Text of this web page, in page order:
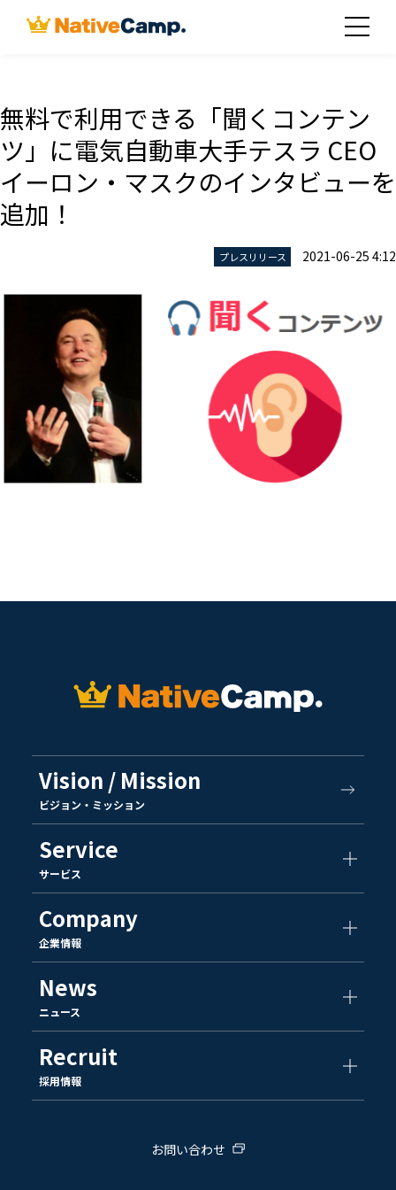
無料で利用できる「聞くコンテン
ツ」に電気自動車大手テスラ CEO
イーロン・マスクのインタビューを
追加！
プレスリリース 2021-06-25 4:12
Vision / Mission
ビジョン・ミッション
Service
サービス
Company
企業情報
News
ニュース
Recruit
採用情報
お問い合わせ